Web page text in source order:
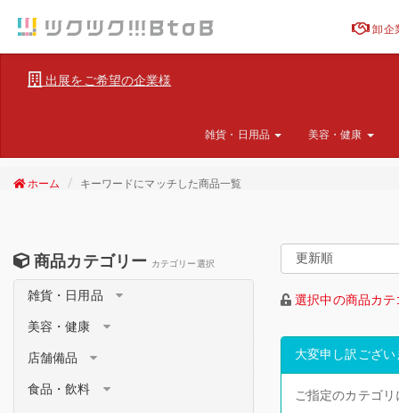
卸企
出展をご希望の企業様
雑貨・日用品 美容・健康
ホーム キーワードにマッチした商品一覧
商品カテゴリー カテゴリー選択
雑貨・日用品
美容・健康
店舗備品
食品・飲料
選択中の商品カ
大変申し訳ござい
ご指定のカテゴ